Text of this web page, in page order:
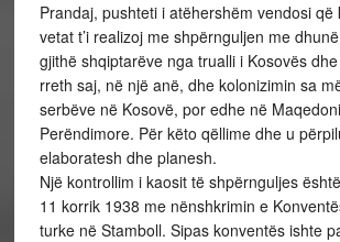
Prandaj, pushteti i atëhershëm vendosi që
vetat t’i realizoj me shpërnguljen me
gjithë shqiptarëve nga trualli i Kosovës
rreth saj, në një anë, dhe kolonizimin sa
serbëve në Kosovë, por edhe në
Perëndimore. Për këto qëllime dhe u
elaboratesh dhe planesh.
Një kontrollim i kaosit të shpërnguljes
11 korrik 1938 me nënshkrimin e
turke në Stamboll. Sipas konventës ishte